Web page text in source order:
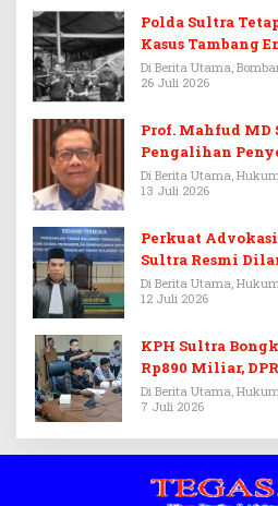
Polda Sultra
Kasus Tambang
Di Berita Utama,
26 Juli 2026
Prof. Mahfud MD
Pengalihan
Febrie Adriansyah
Di Berita Utama,
13 Juli 2026
Perkuat
Sultra Resmi
PERADI
Di Berita Utama,
12 Juli 2026
KPH Sultra
Rp890 Miliar,
Di Berita Utama,
7 Juli 2026